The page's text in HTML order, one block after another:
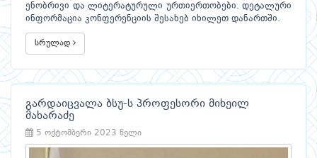
ენობრივი და ლიტერატურული ურთიერთობები. დეტალური
ინფორმაცია კონფერენციის შესახებ იხილეთ დანართში.
სრულად
გარდაიცვალა ბსუ-ს პროფესორი მიხეილ
მახარაძე
5 ოქტომბერი 2023 წელი